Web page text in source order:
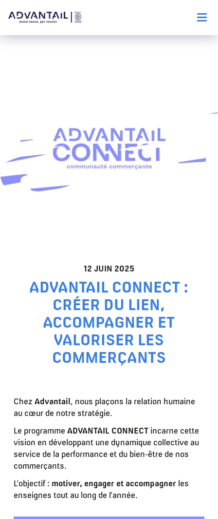
12 JUIN 2025
ADVANTAIL CONNECT :
CRÉER DU LIEN,
ACCOMPAGNER ET
VALORISER LES
COMMERÇANTS
Chez Advantail, nous plaçons la relation humaine
au cœur de notre stratégie.
Le programme ADVANTAIL CONNECT incarne cette
vision en développant une dynamique collective au
service de la performance et du bien-être de nos
commerçants.
L’objectif : motiver, engager et accompagner les
enseignes tout au long de l’année.